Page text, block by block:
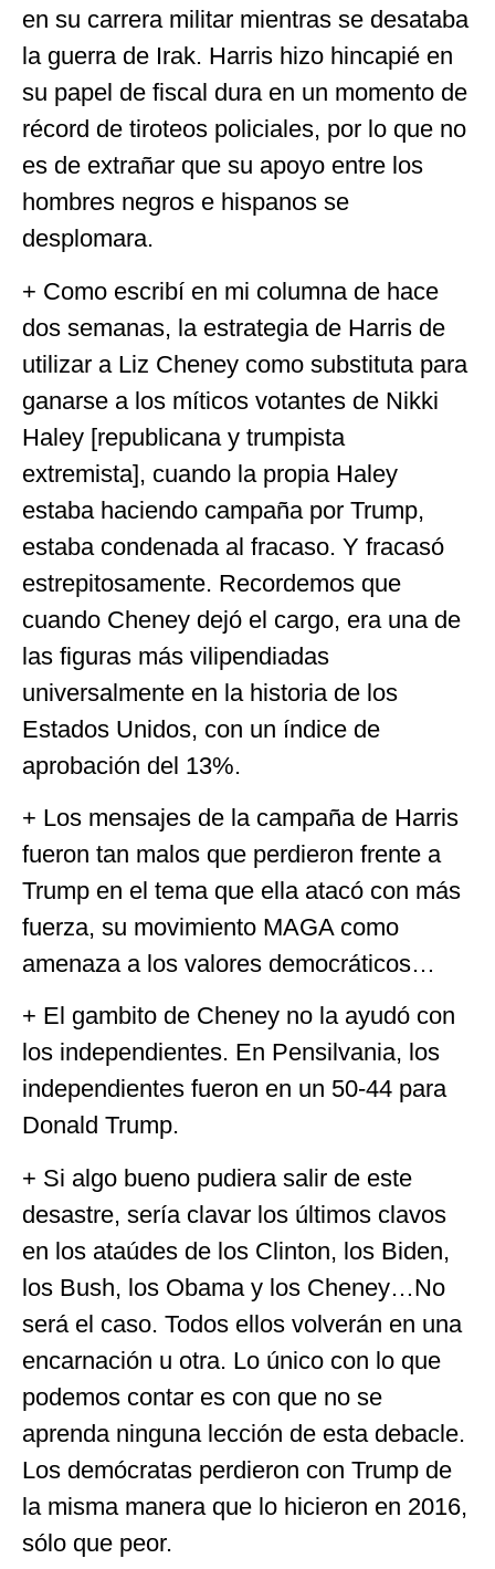
en su carrera militar mientras se desataba
la guerra de Irak. Harris hizo hincapié en
su papel de fiscal dura en un momento de
récord de tiroteos policiales, por lo que no
es de extrañar que su apoyo entre los
hombres negros e hispanos se
desplomara.
+ Como escribí en mi columna de hace
dos semanas, la estrategia de Harris de
utilizar a Liz Cheney como substituta para
ganarse a los míticos votantes de Nikki
Haley [republicana y trumpista
extremista], cuando la propia Haley
estaba haciendo campaña por Trump,
estaba condenada al fracaso. Y fracasó
estrepitosamente. Recordemos que
cuando Cheney dejó el cargo, era una de
las figuras más vilipendiadas
universalmente en la historia de los
Estados Unidos, con un índice de
aprobación del 13%.
+ Los mensajes de la campaña de Harris
fueron tan malos que perdieron frente a
Trump en el tema que ella atacó con más
fuerza, su movimiento MAGA como
amenaza a los valores democráticos…
+ El gambito de Cheney no la ayudó con
los independientes. En Pensilvania, los
independientes fueron en un 50-44 para
Donald Trump.
+ Si algo bueno pudiera salir de este
desastre, sería clavar los últimos clavos
en los ataúdes de los Clinton, los Biden,
los Bush, los Obama y los Cheney…No
será el caso. Todos ellos volverán en una
encarnación u otra. Lo único con lo que
podemos contar es con que no se
aprenda ninguna lección de esta debacle.
Los demócratas perdieron con Trump de
la misma manera que lo hicieron en 2016,
sólo que peor.